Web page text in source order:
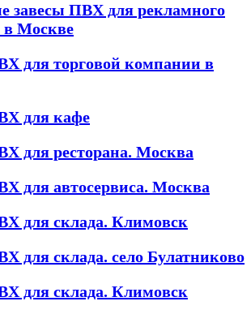
завесы ПВХ для рекламного
в Москве
для торговой компании в
для кафе
для ресторана. Москва
для автосервиса. Москва
для склада. Климовск
для склада. село Булатниково
для склада. Климовск